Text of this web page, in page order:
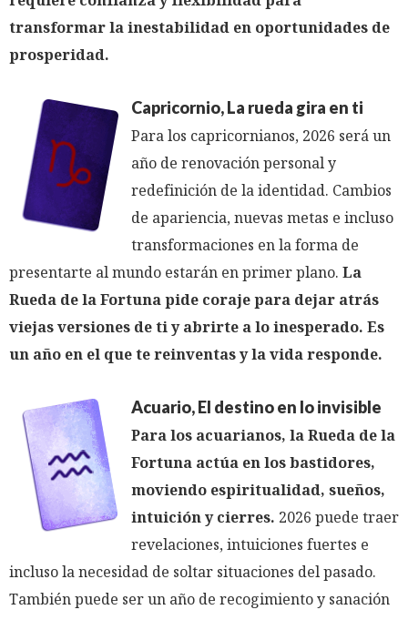
transformar la inestabilidad en oportunidades de
prosperidad.
Capricornio, La rueda gira en ti
Para los capricornianos, 2026 será un
año de renovación personal y
redefinición de la identidad. Cambios
de apariencia, nuevas metas e incluso
transformaciones en la forma de
presentarte al mundo estarán en primer plano. La
Rueda de la Fortuna pide coraje para dejar atrás
viejas versiones de ti y abrirte a lo inesperado. Es
un año en el que te reinventas y la vida responde.
Acuario, El destino en lo invisible
Para los acuarianos, la Rueda de la
Fortuna actúa en los bastidores,
moviendo espiritualidad, sueños,
intuición y cierres. 2026 puede traer
revelaciones, intuiciones fuertes e
incluso la necesidad de soltar situaciones del pasado.
También puede ser un año de recogimiento y sanación